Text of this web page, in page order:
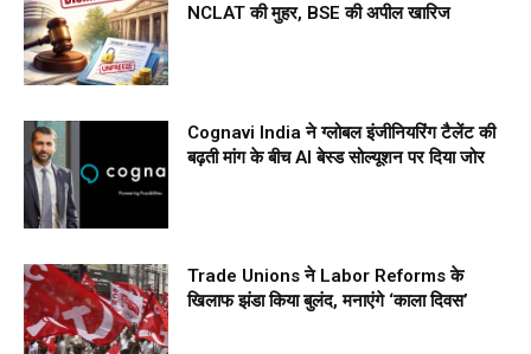
NCLAT की मुहर, BSE की अपील खारिज
Cognavi India ने ग्लोबल इंजीनियरिंग टैलेंट की
बढ़ती मांग के बीच AI बेस्ड सोल्यूशन पर दिया जोर
Trade Unions ने Labor Reforms के
खिलाफ झंडा किया बुलंद, मनाएंगे ‘काला दिवस’